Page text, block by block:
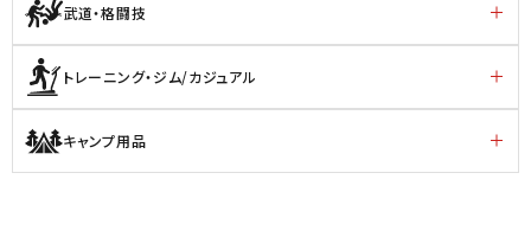
武道・格闘技
トレーニング・ジム/カジュアル
キャンプ用品